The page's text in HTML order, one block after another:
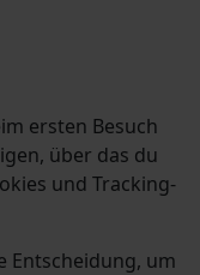
ersten Besuch
über das du
und Tracking-
Entscheidung, um